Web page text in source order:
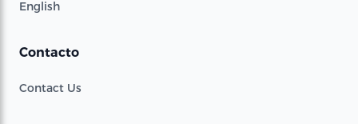
English
Contacto
Contact Us